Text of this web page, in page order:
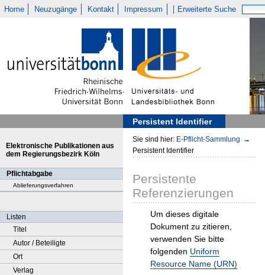
Home Neuzugänge Kontakt Impressum Erweiterte Suche
Persistent Identifier
Elektronische Publikationen aus
dem Regierungsbezirk Köln
Pflichtabgabe
Ablieferungsverfahren
Listen
Titel
Autor / Beteiligte
Ort
Verlag
Sie sind hier: E-Pflicht-Sammlung →
Persistent Identifier
Persistente
Referenzierungen
Um dieses digitale
Dokument zu zitieren,
verwenden Sie bitte
folgenden Uniform
Resource Name (URN)